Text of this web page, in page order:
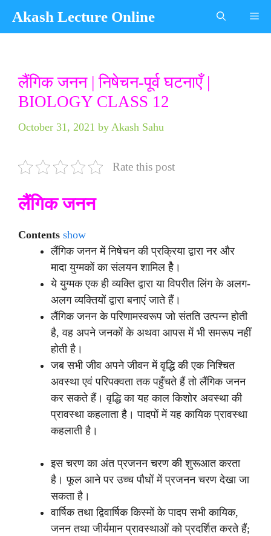
Akash Lecture Online
लैंगिक जनन | निषेचन-पूर्व घटनाएँ |
BIOLOGY CLASS 12
October 31, 2021 by Akash Sahu
Rate this post
लैंगिक जनन
Contents show
लैंगिक जनन में निषेचन की प्रक्रिया द्वारा नर और
मादा युग्मकों का संलयन शामिल हेै।
ये युग्मक एक ही व्यक्ति द्वारा या विपरीत लिंग के अलग-
अलग व्यक्तियों द्वारा बनाएं जाते हैं।
लैंगिक जनन के परिणामस्वरूप जो संतति उत्पन्न होती
है, वह अपने जनकों के अथवा आपस में भी समरूप नहीं
होती है।
जब सभी जीव अपने जीवन में वृद्धि की एक निश्चित
अवस्था एवं परिपक्वता तक पहुँचते हैं तो लैंगिक जनन
कर सकते हैं। वृद्धि का यह काल किशोर अवस्था की
प्रावस्था कहलाता है। पादपों में यह कायिक प्रावस्था
कहलाती है।
इस चरण का अंत प्रजनन चरण की शुरूआत करता
है। फूल आने पर उच्च पौधों में प्रजनन चरण देखा जा
सकता है।
वार्षिक तथा द्विवार्षिक किस्मों के पादप सभी कायिक,
जनन तथा जीर्यमान प्रावस्थाओं को प्रदर्शित करते हैं;